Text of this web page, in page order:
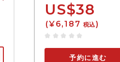
US$38
(¥6,187 税込)
予約に進む